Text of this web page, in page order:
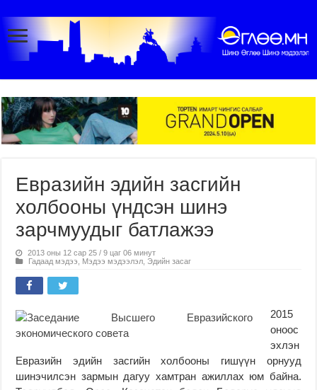
Евразийн эдийн засгийн
холбооны үндсэн шинэ
зарчмуудыг батлажээ
2013 оны 12 сар 25 / 9 цаг 06 минут
Гадаад мэдээ
Мэдээ мэдээлэл Эдийн засаг
2015
оноос
эхлэн
Евразийн эдийн засгийн холбооны гишүүн орнууд
шинэчилсэн зармын дагуу хамтран ажиллах юм байна.